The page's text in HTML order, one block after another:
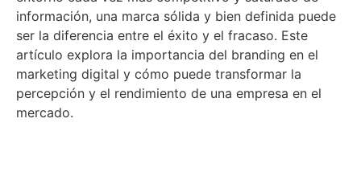
información, una marca sólida y bien definida puede
ser la diferencia entre el éxito y el fracaso. Este
artículo explora la importancia del branding en el
marketing digital y cómo puede transformar la
percepción y el rendimiento de una empresa en el
mercado.